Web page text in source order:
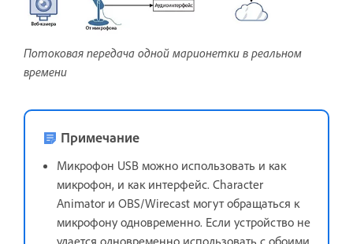
Потоковая передача одной марионетки в реальном
времени
Примечание
Микрофон USB можно использовать и как
микрофон, и как интерфейс. Character
Animator и OBS/Wirecast могут обращаться к
микрофону одновременно. Если устройство не
удается одновременно использовать с обоими